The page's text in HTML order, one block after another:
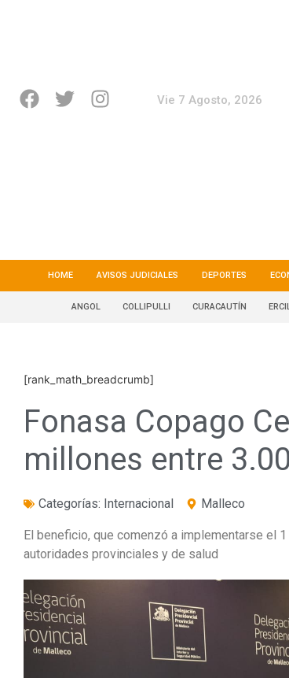
Vie 7 Agosto, 2026
HOME AVISOS JUDICIALES DEPORTES
ANGOL COLLIPULLI CURACAUTÍN
[rank_math_breadcrumb]
Fonasa Copago
millones entre
Categorías: Internacional Malleco
El beneficio, que comenzó a implementarse el
autoridades provinciales y de salud